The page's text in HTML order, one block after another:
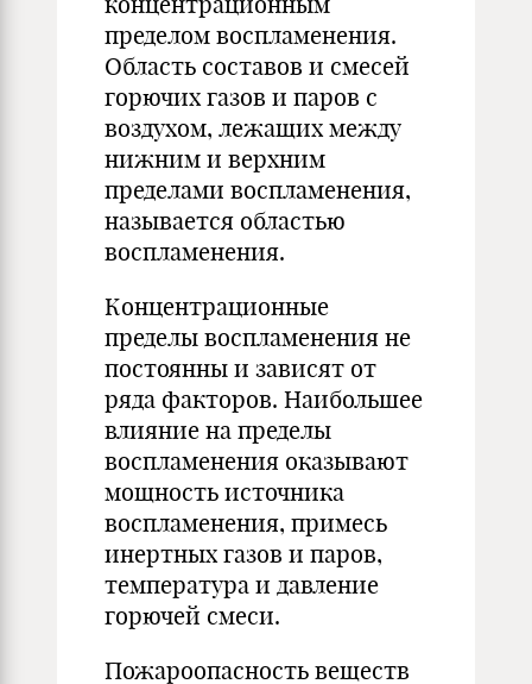
пределом воспламенения.
Область составов и смесей
горючих газов и паров с
воздухом, лежащих между
нижним и верхним
пределами воспламенения,
называется областью
воспламенения.
Концентрационные
пределы воспламенения не
постоянны и зависят от
ряда факторов. Наибольшее
влияние на пределы
воспламенения оказывают
мощность источника
воспламенения, примесь
инертных газов и паров,
температура и давление
горючей смеси.
Пожароопасность веществ